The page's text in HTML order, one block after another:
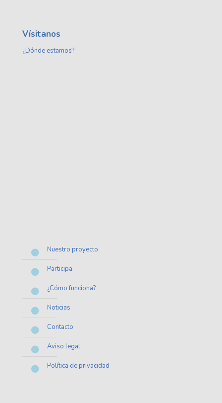
Vísitanos
¿Dónde estamos?
Nuestro proyecto
Participa
¿Cómo funciona?
Noticias
Contacto
Aviso legal
Política de privacidad